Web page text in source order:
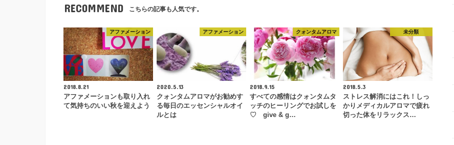
RECOMMEND こちらの記事も人気です。
アファメーション
2018.8.21
アファメーションも取り入れ
て気持ちのいい秋を迎えよう
アファメーション
2020.5.13
クォンタムアロマがお勧めす
る毎日のエッセンシャルオイ
ルとは
クォンタムアロマ
2018.9.15
すべての感情はクォンタムタ
ッチのヒーリングでお試しを
♡ give & g…
未分類
2018.5.3
ストレス解消にはこれ！しっ
かりメディカルアロマで疲れ
切った体をリラックス…